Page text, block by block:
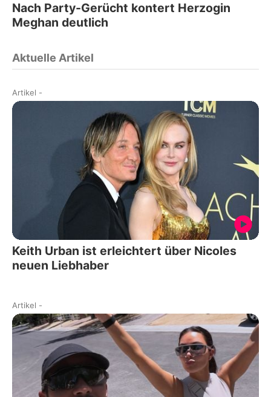
Nach Party-Gerücht kontert Herzogin
Meghan deutlich
Aktuelle Artikel
Artikel -
Keith Urban ist erleichtert über Nicoles
neuen Liebhaber
Artikel -